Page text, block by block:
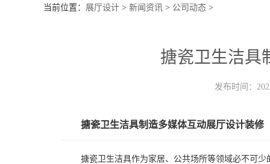
当前位置： 展厅设计 > 新闻资讯 > 公司动态 >
搪瓷卫生洁具
发布时间：
搪瓷卫生洁具制造多媒体互动展厅设计装修
搪瓷卫生洁具作为家居、公共场所等领域必不可